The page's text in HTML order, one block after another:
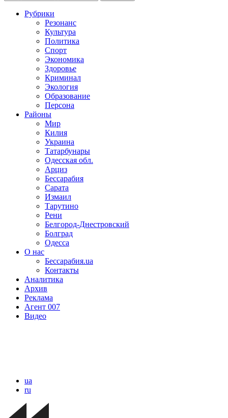
Рубрики
Резонанс
Культура
Политика
Спорт
Экономика
Здоровье
Криминал
Экология
Образование
Персона
Районы
Мир
Килия
Украина
Татарбунары
Одесская обл.
Арциз
Бессарабия
Сарата
Измаил
Тарутино
Рени
Белгород-Днестровский
Болград
Одесса
О нас
Бессарабия.ua
Контакты
Аналитика
Архив
Реклама
Агент 007
Видео
ua
ru